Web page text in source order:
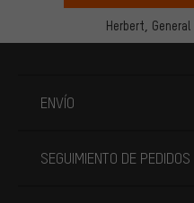
Herbert,
ENVÍO
SEGUIMIENTO DE PEDIDOS